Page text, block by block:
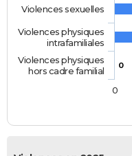
0
Violences sexuelles
Violences physiques
intrafamiliales
Violences physiques
hors cadre familial
0